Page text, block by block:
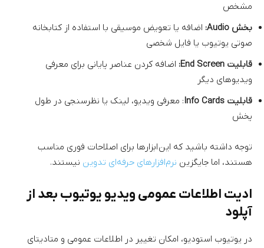
مشخص
بخش Audio:
اضافه یا تعویض موسیقی با استفاده از کتابخانه
صوتی یوتیوب یا فایل شخصی
قابلیت End Screen:
اضافه کردن عناصر پایانی برای معرفی
ویدیوهای دیگر
قابلیت Info Cards
: معرفی ویدیو، لینک یا نظرسنجی در طول
پخش
توجه داشته باشید که این ابزارها برای اصلاحات فوری مناسب
هستند، اما جایگزین نرم‌افزارهای حرفه‌ای تدوین نیستند.
ادیت اطلاعات عمومی ویدیو یوتیوب بعد از
آپلود
در یوتیوب استودیو، امکان تغییر در اطلاعات عمومی و متادیتای